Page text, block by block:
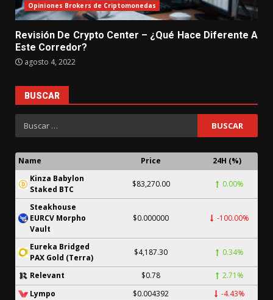
Opiniones Brokers de Criptomonedas
Revisión De Crypto Center – ¿Qué Hace Diferente A
Este Corredor?
agosto 4, 2022
BUSCAR
Name Price
24H (%)
Kinza Babylon
Staked BTC
$83,270.00 0.00%
Steakhouse
EURCV Morpho
Vault
$0.000000 -100.00%
Eureka Bridged
PAX Gold (Terra)
$4,187.30 0.34%
Relevant $0.78
2.71%
Lympo
$0.004392
-4.43%